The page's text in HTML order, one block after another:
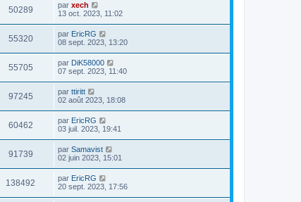
50289 par xech
13 oct. 2023, 11:02
55320 par EricRG
08 sept. 2023, 13:20
55705 par DiK58000
07 sept. 2023, 11:40
97245 par ttiritt
02 août 2023, 18:08
60462 par EricRG
03 juil. 2023, 19:41
91739 par Samavist
02 juin 2023, 15:01
138492 par EricRG
20 sept. 2023, 17:56